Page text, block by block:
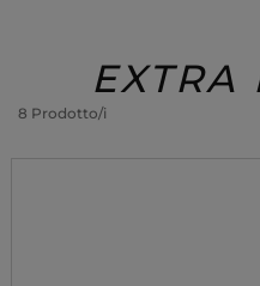
EXTRA
8 Prodotto/i